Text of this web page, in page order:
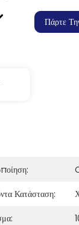
Πάρτε
Κατάσταση: